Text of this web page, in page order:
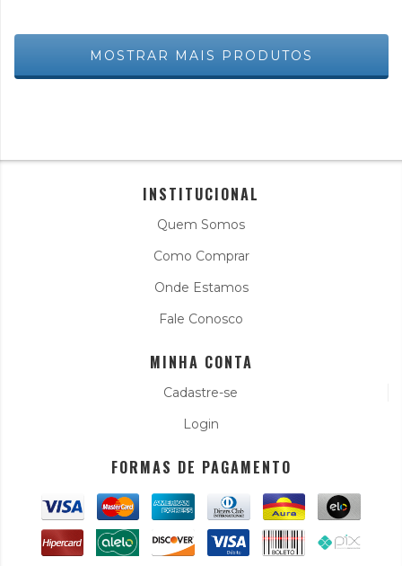
MOSTRAR MAIS PRODUTOS
INSTITUCIONAL
Quem Somos
Como Comprar
Onde Estamos
Fale Conosco
MINHA CONTA
Cadastre-se
Login
FORMAS DE PAGAMENTO